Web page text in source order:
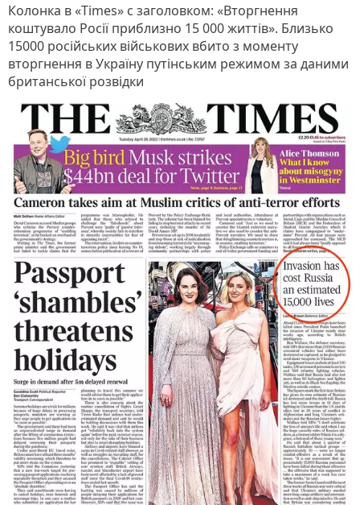
Колонка в «Times» c заголовком: «Вторгнення
коштувало Росії приблизно 15 000 життів». Близько
15000 російських військових вбито з моменту
вторгнення в Україну путінським режимом за даними
британської розвідки